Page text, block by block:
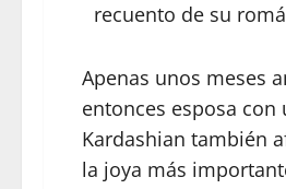
recuento de su
Apenas unos meses
entonces esposa
Kardashian también
la joya más